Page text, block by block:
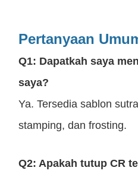
Pertanyaan
Q1: Dapatkah saya
saya?
Ya. Tersedia sablon
stamping, dan frosting.
Q2: Apakah tutup CR